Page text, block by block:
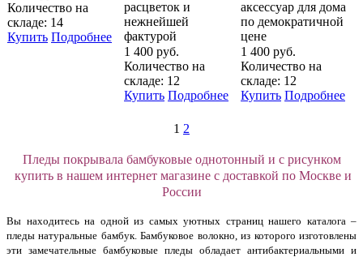
Количество на
складе: 14
Купить Подробнее
расцветок и
нежнейшей
фактурой
1 400 руб.
Количество на
складе: 12
Купить Подробнее
аксессуар для дома
по демократичной
цене
1 400 руб.
Количество на
складе: 12
Купить Подробнее
1 2
Пледы покрывала бамбуковые однотонный и с рисунком
купить в нашем интернет магазине с доставкой по Москве и
России
Вы находитесь на одной из самых уютных страниц нашего каталога –
пледы натуральные бамбук. Бамбуковое волокно, из которого изготовлены
эти замечательные бамбуковые пледы обладает антибактериальными и